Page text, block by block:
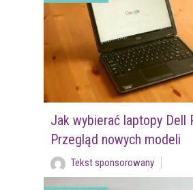
Jak wybierać laptopy Dell
Przegląd nowych modeli
Tekst sponsorowany